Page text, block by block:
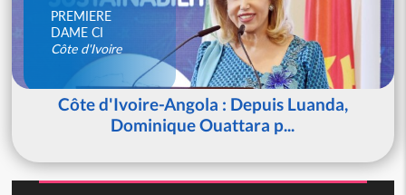
PREMIERE
DAME CI
Côte d'Ivoire
Côte d'Ivoire-Angola : Depuis Luanda,
Dominique Ouattara p...